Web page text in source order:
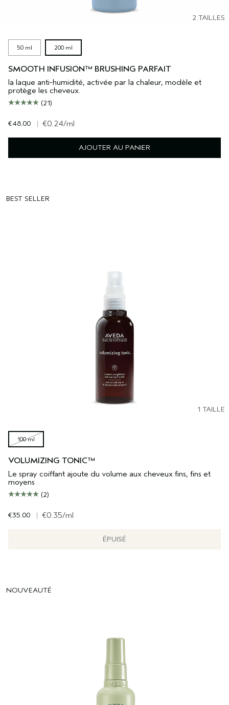
2 TAILLES
50 ml 200 ml
SMOOTH INFUSION™ BRUSHING PARFAIT
la laque anti-humidité, activée par la chaleur, modèle et
protège les cheveux.
(21)
€48.00 | €0.24/ml
AJOUTER AU PANIER
BEST SELLER
1 TAILLE
100 ml
VOLUMIZING TONIC™
Le spray coiffant ajoute du volume aux cheveux fins, fins et
moyens
(2)
€35.00 | €0.35/ml
ÉPUISÉ
NOUVEAUTÉ